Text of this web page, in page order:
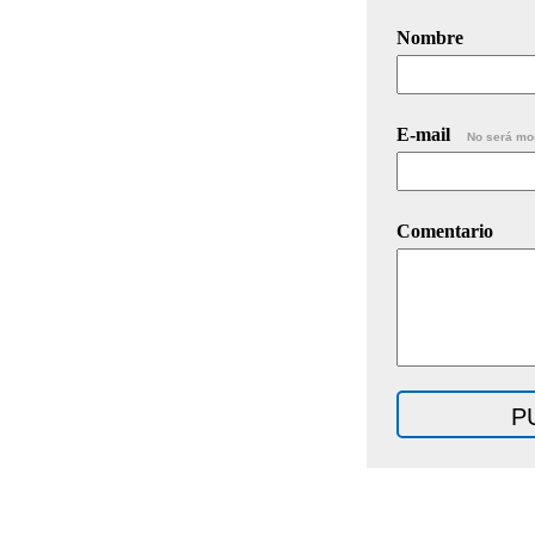
Nombre
E-mail No será
Comentario